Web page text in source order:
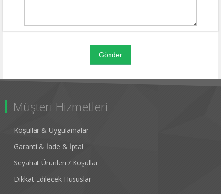
Müşteri Hizmetleri
Koşullar & Uygulamalar
Garanti & İade & İptal
Seyahat Ürünleri / Koşullar
Dikkat Edilecek Hususlar